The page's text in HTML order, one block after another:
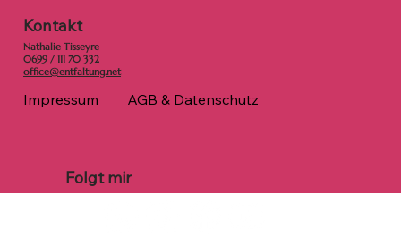
Nathalie Tisseyre
0699 / 111 70 332
office@entfaltung.net
Kontakt
Impressum AGB & Datenschutz
Folgt mir